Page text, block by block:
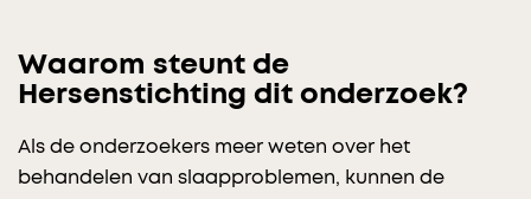
Waarom steunt de
Hersenstichting dit onderzoek?
Als de onderzoekers meer weten over het
behandelen van slaapproblemen, kunnen de